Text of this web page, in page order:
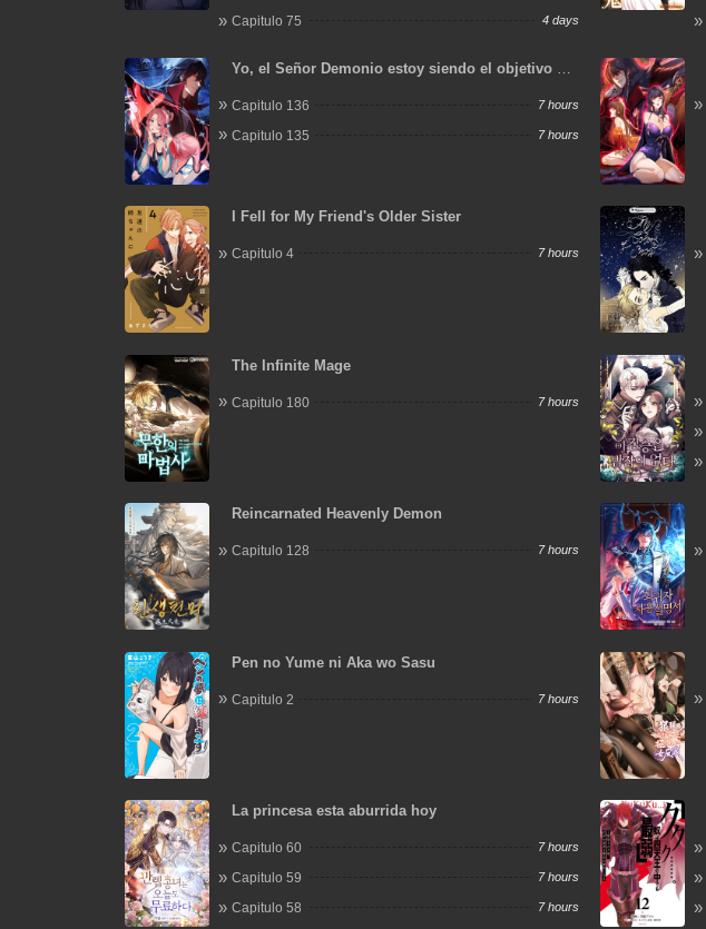
Capitulo 75 4 days
Yo, el Señor Demonio estoy siendo el objetivo de
Capitulo 136 7 hours
Capitulo 135 7 hours
I Fell for My Friend's Older Sister
Capitulo 4 7 hours
The Infinite Mage
Capitulo 180 7 hours
Reincarnated Heavenly Demon
Capitulo 128 7 hours
Pen no Yume ni Aka wo Sasu
Capitulo 2 7 hours
La princesa esta aburrida hoy
Capitulo 60 7 hours
Capitulo 59 7 hours
Capitulo 58 7 hours